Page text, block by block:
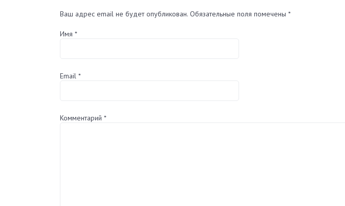
Ваш адрес email не будет опубликован. Обязательные поля помечены *
Имя *
Email *
Комментарий *